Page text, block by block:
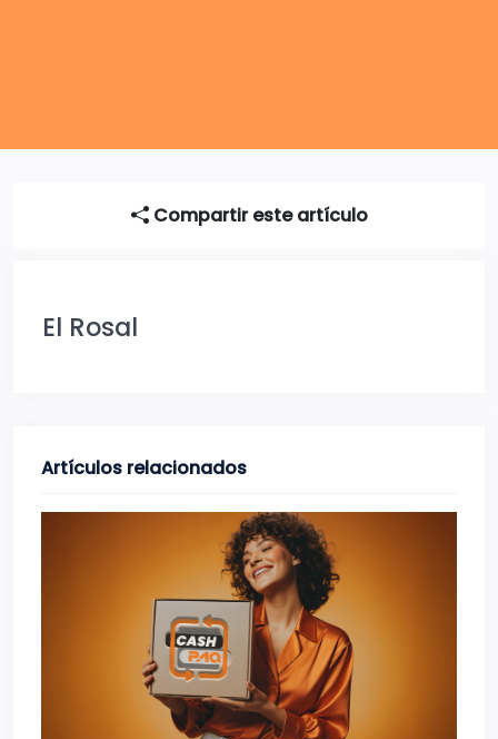
Compartir este artículo
El Rosal
Artículos relacionados